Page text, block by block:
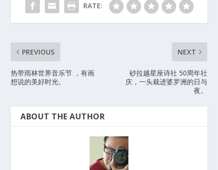
RATE:
PREVIOUS
热带雨林世界音乐节 ，有画
想说的美好时光。
NEXT
砂拉越星座诗社 50周年社
庆，一头栽进婆罗洲的日与
夜。
ABOUT THE AUTHOR